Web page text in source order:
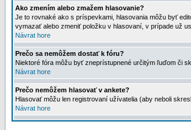
Ako zmením alebo zmažem hlasovanie?
Je to rovnaké ako s príspevkami, hlasovania môžu byť
vymazať alebo zmeniť položku v hlasovaní, v prípade už
Návrat hore
Prečo sa nemôžem dostať k fóru?
Niektoré fóra môžu byť zneprístupnené určitým ľuďom či
Návrat hore
Prečo nemôžem hlasovať v ankete?
Hlasovať môžu len registrovaní užívatelia (aby neboli
Návrat hore